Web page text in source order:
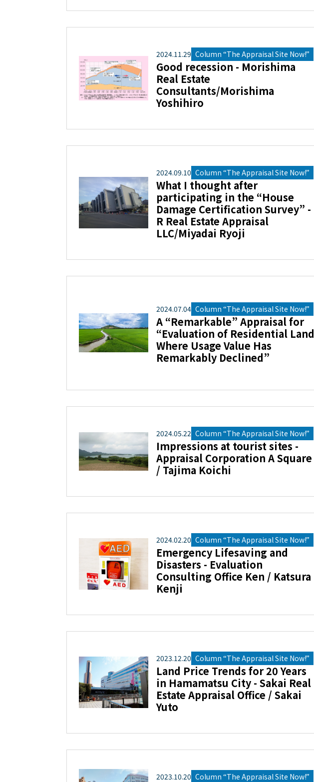
2024.11.29 Column “The Appraisal Site Now!”
Good recession - Morishima
Real Estate
Consultants/Morishima
Yoshihiro
2024.09.10 Column “The Appraisal Site Now!”
What I thought after
participating in the “House
Damage Certification Survey” -
R Real Estate Appraisal
LLC/Miyadai Ryoji
2024.07.04 Column “The Appraisal Site Now!”
A “Remarkable” Appraisal for
“Evaluation of Residential Land
Where Usage Value Has
Remarkably Declined”
2024.05.22 Column “The Appraisal Site Now!”
Impressions at tourist sites -
Appraisal Corporation A Square
/ Tajima Koichi
2024.02.20 Column “The Appraisal Site Now!”
Emergency Lifesaving and
Disasters - Evaluation
Consulting Office Ken / Katsura
Kenji
2023.12.20 Column “The Appraisal Site Now!”
Land Price Trends for 20 Years
in Hamamatsu City - Sakai Real
Estate Appraisal Office / Sakai
Yuto
2023.10.20 Column “The Appraisal Site Now!”